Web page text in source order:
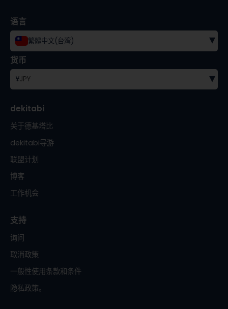
语言
繁體中文(台湾) ▾
货币
¥JPY ▾
dekitabi
关于德基塔比
dekitabi导游
联盟计划
博客
工作机会
支持
询问
取消政策
一般性使用条款和条件
隐私政策。